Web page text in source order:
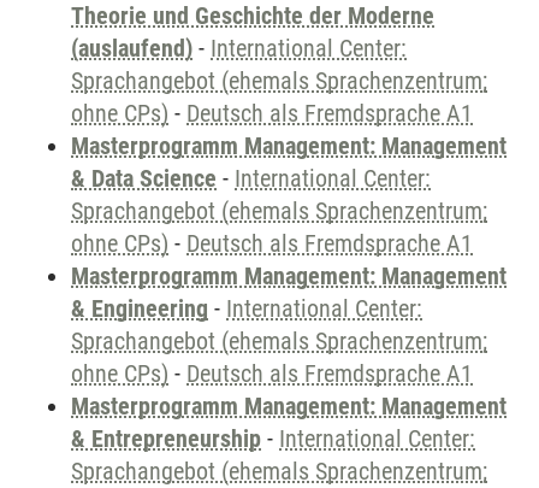
Theorie und Geschichte der Moderne
(auslaufend) - International Center:
Sprachangebot (ehemals Sprachenzentrum;
ohne CPs) - Deutsch als Fremdsprache A1
Masterprogramm Management: Management
& Data Science - International Center:
Sprachangebot (ehemals Sprachenzentrum;
ohne CPs) - Deutsch als Fremdsprache A1
Masterprogramm Management: Management
& Engineering - International Center:
Sprachangebot (ehemals Sprachenzentrum;
ohne CPs) - Deutsch als Fremdsprache A1
Masterprogramm Management: Management
& Entrepreneurship - International Center:
Sprachangebot (ehemals Sprachenzentrum;